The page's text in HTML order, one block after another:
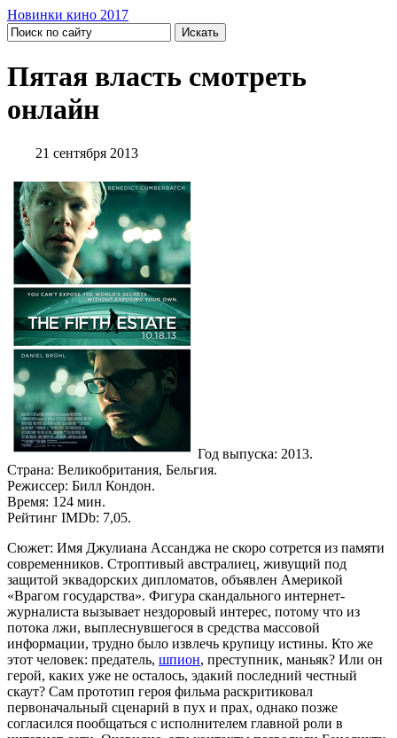
Новинки кино 2017
Пятая власть смотреть
онлайн
21 сентября 2013
Год выпуска: 2013.
Страна: Великобритания, Бельгия.
Режиссер: Билл Кондон.
Время: 124 мин.
Рейтинг IMDb: 7,05.
Сюжет: Имя Джулиана Ассанджа не скоро сотрется из памяти
современников. Строптивый австралиец, живущий под
защитой эквадорских дипломатов, объявлен Америкой
«Врагом государства». Фигура скандального интернет-
журналиста вызывает нездоровый интерес, потому что из
потока лжи, выплеснувшегося в средства массовой
информации, трудно было извлечь крупицу истины. Кто же
этот человек: предатель, шпион, преступник, маньяк? Или он
герой, каких уже не осталось, эдакий последний честный
скаут? Сам прототип героя фильма раскритиковал
первоначальный сценарий в пух и прах, однако позже
согласился пообщаться с исполнителем главной роли в